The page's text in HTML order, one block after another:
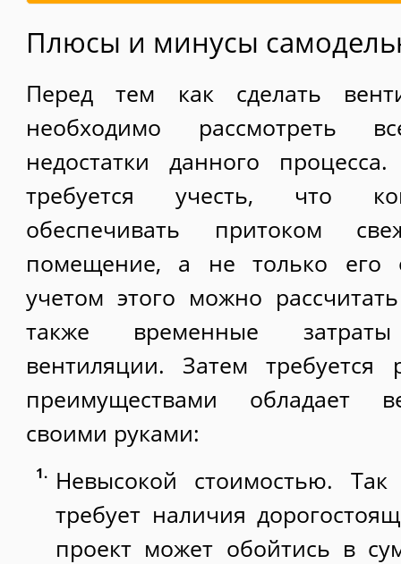
Плюсы и минусы
Перед тем как сделать
необходимо рассмотреть
недостатки данного
требуется учесть, что
обеспечивать притоком
помещение, а не только его
учетом этого можно
также временные
вентиляции. Затем требуется
преимуществами обладает
своими руками:
Невысокой стоимостью.
требует наличия
проект может обойтись в